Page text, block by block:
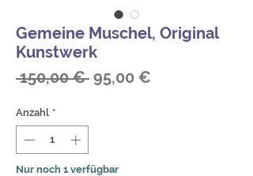
Gemeine Muschel, Original
Kunstwerk
150,00 € Standardpreis
95,00 €
Anzahl *
Nur noch 1 verfügbar